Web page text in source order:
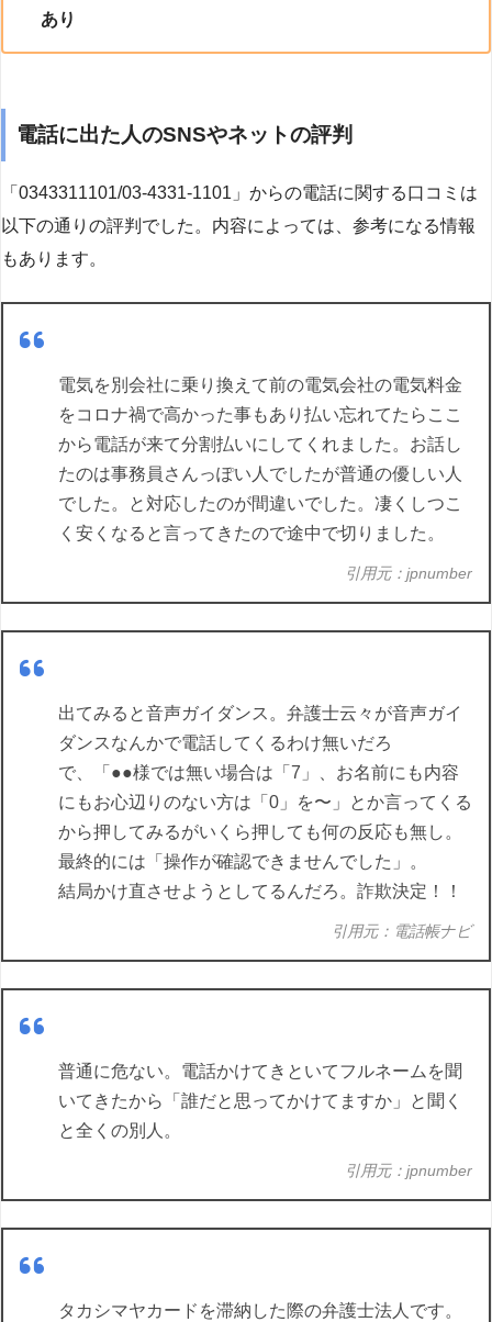
あり
電話に出た人のSNSやネットの評判
「0343311101/03-4331-1101」からの電話に関する口コミは
以下の通りの評判でした。内容によっては、参考になる情報
もあります。
電気を別会社に乗り換えて前の電気会社の電気料金
をコロナ禍で高かった事もあり払い忘れてたらここ
から電話が来て分割払いにしてくれました。お話し
たのは事務員さんっぽい人でしたが普通の優しい人
でした。と対応したのが間違いでした。凄くしつこ
く安くなると言ってきたので途中で切りました。
引用元：jpnumber
出てみると音声ガイダンス。弁護士云々が音声ガイ
ダンスなんかで電話してくるわけ無いだろ
で、「●●様では無い場合は「7」、お名前にも内容
にもお心辺りのない方は「0」を〜」とか言ってくる
から押してみるがいくら押しても何の反応も無し。
最終的には「操作が確認できませんでした」。
結局かけ直させようとしてるんだろ。詐欺決定！！
引用元：電話帳ナビ
普通に危ない。電話かけてきといてフルネームを聞
いてきたから「誰だと思ってかけてますか」と聞く
と全くの別人。
引用元：jpnumber
タカシマヤカードを滞納した際の弁護士法人です。